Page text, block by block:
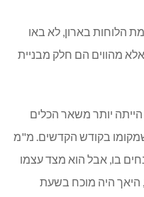
הלוחות בארון, לא באו
מהווים הם חלק מבניית
יותר משאר הכלים
בקודש הקדשים. מ"מ
בו, אבל הוא מצד עצמו
היאך היה מוכח בשעת